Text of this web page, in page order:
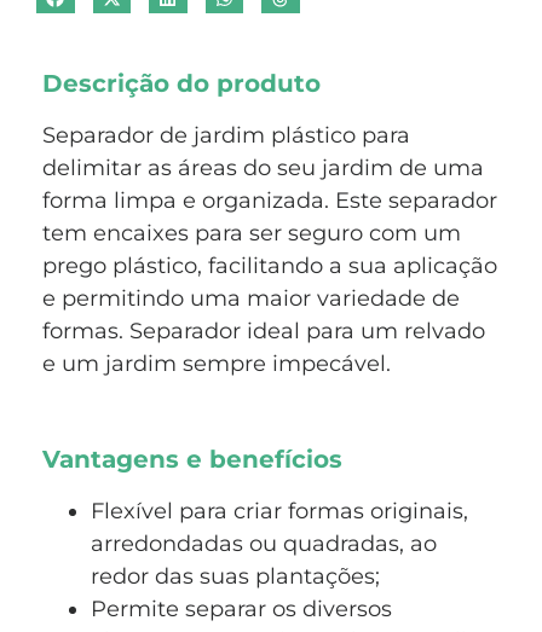
Descrição do produto
Separador de jardim plástico para
delimitar as áreas do seu jardim de uma
forma limpa e organizada. Este separador
tem encaixes para ser seguro com um
prego plástico, facilitando a sua aplicação
e permitindo uma maior variedade de
formas. Separador ideal para um relvado
e um jardim sempre impecável.
Vantagens e benefícios
Flexível para criar formas originais,
arredondadas ou quadradas, ao
redor das suas plantações;
Permite separar os diversos